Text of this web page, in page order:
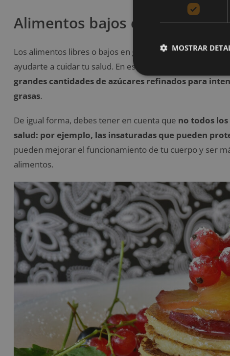
Alimentos bajos en grasas
Los alimentos libres o bajos en grasas suelen ser
ayudarte a cuidar tu salud. En este sentido,
grandes cantidades de azúcares refinados para
grasas.
De igual forma, debes tener en cuenta que no todos
salud: por ejemplo, las insaturadas que pueden
pueden mejorar el funcionamiento de tu cuerpo y ser
alimentos.
MOSTRAR